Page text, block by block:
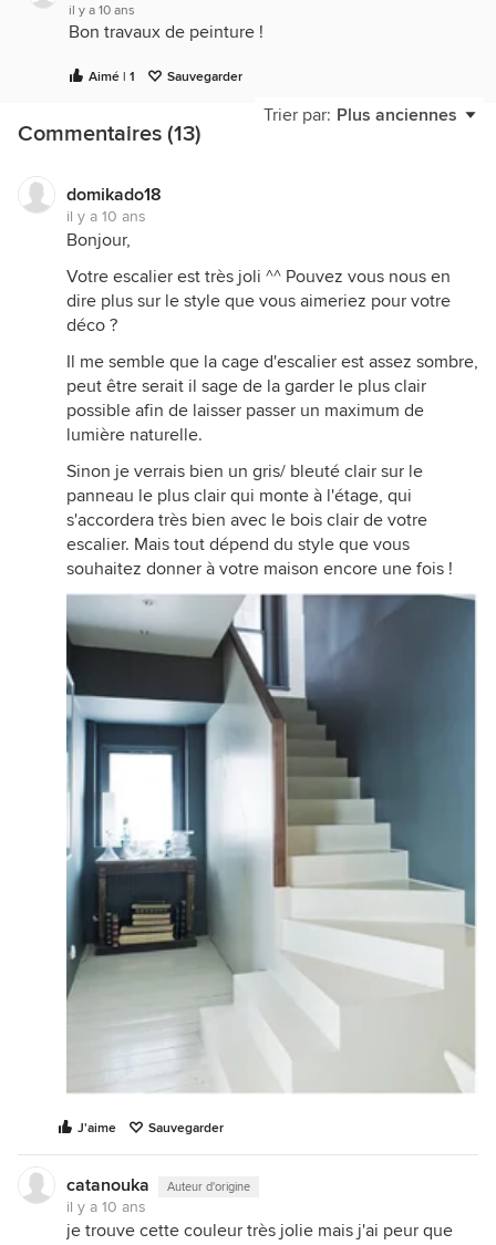
il y a 10 ans
Bon travaux de peinture !
Aimé | 1 Sauvegarder
Trier par: Plus anciennes
Commentaires (13)
domikado18
il y a 10 ans
Bonjour,
Votre escalier est très joli ^^ Pouvez vous nous en
dire plus sur le style que vous aimeriez pour votre
déco ?
Il me semble que la cage d'escalier est assez sombre,
peut être serait il sage de la garder le plus clair
possible afin de laisser passer un maximum de
lumière naturelle.
Sinon je verrais bien un gris/ bleuté clair sur le
panneau le plus clair qui monte à l'étage, qui
s'accordera très bien avec le bois clair de votre
escalier. Mais tout dépend du style que vous
souhaitez donner à votre maison encore une fois !
J'aime Sauvegarder
catanouka Auteur d'origine
il y a 10 ans
je trouve cette couleur très jolie mais j'ai peur que